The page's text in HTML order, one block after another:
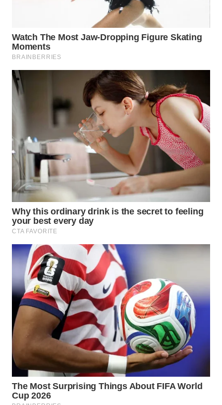
WN
DEPOK
WN
TAPANULI
UTARA
WN
SAMOSIR
WN
PADANG
LAWAS
WN
SUMEDANG
WN
WN
KEPULAUAN
SERIBU